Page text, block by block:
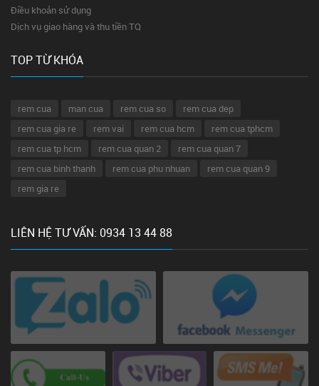
Điều khoản sử dụng
Dịch vụ giao hàng và thu tiền TQ
TOP TỪ KHÓA
rem cua man cua rem cua so
rem cua dep
rem cua gia re
rem vai rem cua hcm
rem cua tphcm
rem cua tp hcm
rem cua quan 2
rem cua quan 7
rem cua binh thanh
rem cua phu nhuan
rem cua quan 9
rem gia re
LIÊN HỆ TƯ VẤN: 0934 13 44 88